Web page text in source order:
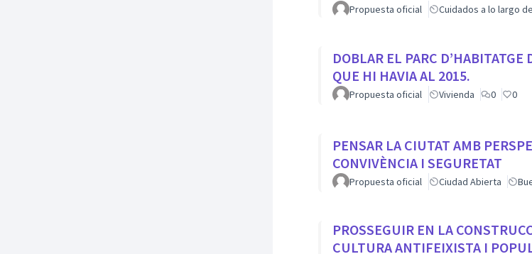
Propuesta oficial Cuidados a lo largo
DOBLAR EL PARC D’HABITATGE
QUE HI HAVIA AL 2015.
Propuesta oficial Vivienda 0 0
PENSAR LA CIUTAT AMB
CONVIVÈNCIA I SEGURETAT
Propuesta oficial Ciudad Abierta
PROSSEGUIR EN LA
CULTURA ANTIFEIXISTA I